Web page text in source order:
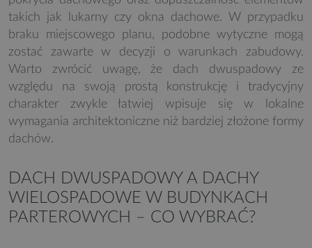
takich jak lukarny czy okna dachowe. W przypadku
braku miejscowego planu, podobne wytyczne mogą
zostać zawarte w decyzji o warunkach zabudowy.
Warto zwrócić uwagę, że dach dwuspadowy ze
względu na swoją prostą konstrukcję i tradycyjny
charakter zwykle łatwiej wpisuje się w lokalne
wymagania architektoniczne niż bardziej złożone formy
dachów.
DACH DWUSPADOWY A DACHY
WIELOSPADOWE W BUDYNKACH
PARTEROWYCH – CO WYBRAĆ?